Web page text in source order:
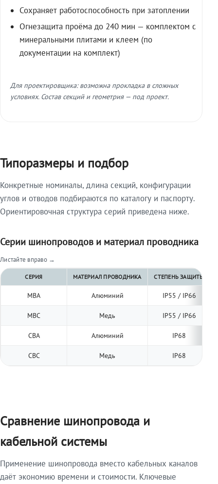
Сохраняет работоспособность при затоплении
Огнезащита проёма до 240 мин — комплектом с
минеральными плитами и клеем (по
документации на комплект)
Для проектировщика: возможна прокладка в сложных
условиях. Состав секций и геометрия — под проект.
Типоразмеры и подбор
Конкретные номиналы, длина секций, конфигурации
углов и отводов подбираются по каталогу и паспорту.
Ориентировочная структура серий приведена ниже.
Серии шинопроводов и материал проводника
Листайте вправо →
СЕРИЯ МАТЕРИАЛ ПРОВОДНИКА СТЕПЕНЬ ЗАЩИТЫ
МВА Алюминий IP55 / IP66
МВС Медь IP55 / IP66
СВА Алюминий IP68
СВС Медь IP68
Сравнение шинопровода и
кабельной системы
Применение шинопровода вместо кабельных каналов
даёт экономию времени и стоимости. Ключевые